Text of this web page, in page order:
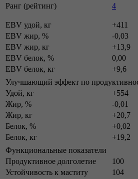
Ранг (рейтинг) 4
EBV удой, кг
+411
EBV жир, %
-0,03
EBV жир, кг
+13,9
EBV белок, %
0,00
EBV белок, кг
+9,6
Улучшающий эффект по
Удой, кг
+554
Жир, %
-0,01
Жир, кг
+20,7
Белок, %
+0,02
Белок, кг
+19,2
Функциональные показатели
Продуктивное долголетие
100
Устойчивость к маститу
104